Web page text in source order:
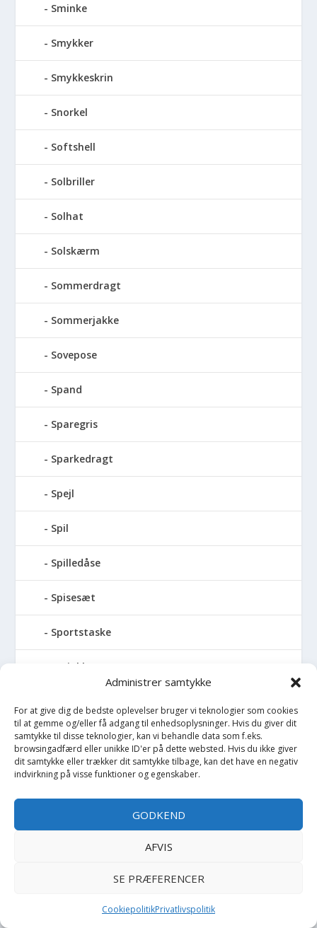
Administrer samtykke
For at give dig de bedste oplevelser bruger vi teknologier som cookies
til at gemme og/eller få adgang til enhedsoplysninger. Hvis du giver dit
samtykke til disse teknologier, kan vi behandle data som f.eks.
browsingadfærd eller unikke ID'er på dette websted. Hvis du ikke giver
dit samtykke eller trækker dit samtykke tilbage, kan det have en negativ
indvirkning på visse funktioner og egenskaber.
GODKEND
AFVIS
SE PRÆFERENCER
CookiepolitikPrivatlivspolitik
Sminke
Smykker
Smykkeskrin
Snorkel
Softshell
Solbriller
Solhat
Solskærm
Sommerdragt
Sommerjakke
Sovepose
Spand
Sparegris
Sparkedragt
Spejl
Spil
Spilledåse
Spisesæt
Sportstaske
Sprinkler
Stofble
Stofbog
Strømpebukser